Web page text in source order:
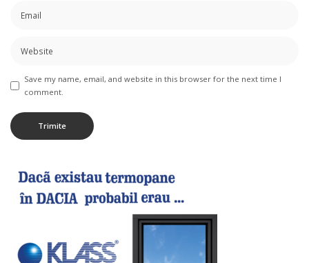
Save my name, email, and website in this browser for the next time I
comment.